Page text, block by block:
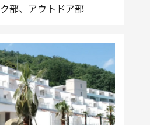
部、アウトドア部